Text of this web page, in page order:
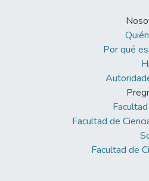
Por qué
Facultad de
Facultad de